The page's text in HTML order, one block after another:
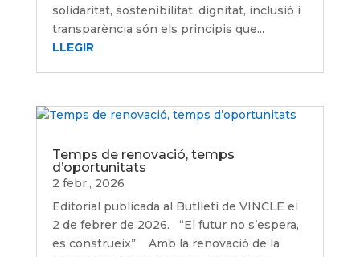
solidaritat, sostenibilitat, dignitat, inclusió i
transparència són els principis que...
LLEGIR
Temps de renovació, temps
d’oportunitats
2 febr., 2026
Editorial publicada al Butlletí de VINCLE el
2 de febrer de 2026. “El futur no s’espera,
es construeix” Amb la renovació de la